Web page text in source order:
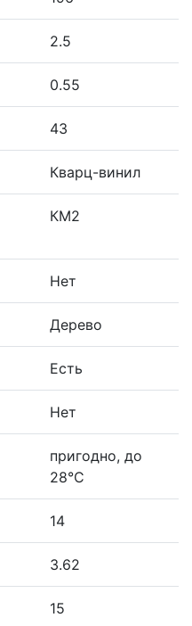
2.5
0.55
43
Кварц-винил
КМ2
Нет
Дерево
Есть
Нет
пригодно, до
28°С
14
3.62
15